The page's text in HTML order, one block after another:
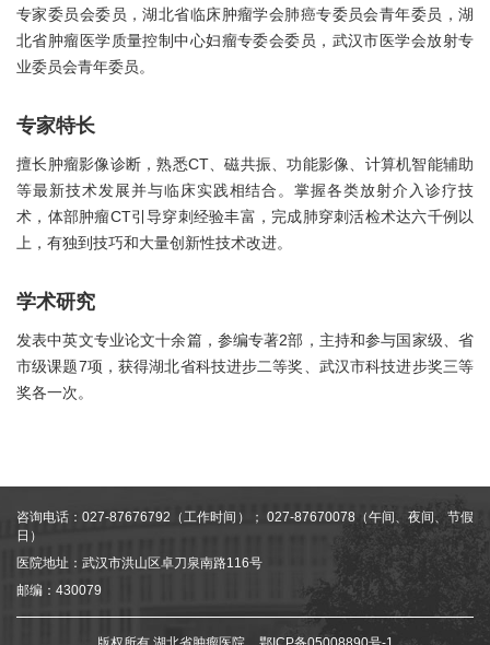
专家委员会委员，湖北省临床肿瘤学会肺癌专委员会青年委员，湖
北省肿瘤医学质量控制中心妇瘤专委会委员，武汉市医学会放射专
业委员会青年委员。
专家特长
擅长肿瘤影像诊断，熟悉CT、磁共振、功能影像、计算机智能辅助
等最新技术发展并与临床实践相结合。掌握各类放射介入诊疗技
术，体部肿瘤CT引导穿刺经验丰富，完成肺穿刺活检术达六千例以
上，有独到技巧和大量创新性技术改进。
学术研究
发表中英文专业论文十余篇，参编专著2部，主持和参与国家级、省
市级课题7项，获得湖北省科技进步二等奖、武汉市科技进步奖三等
奖各一次。
咨询电话：027-87676792（工作时间）； 027-87670078（午间、夜间、节假
日）
医院地址：武汉市洪山区卓刀泉南路116号
邮编：430079